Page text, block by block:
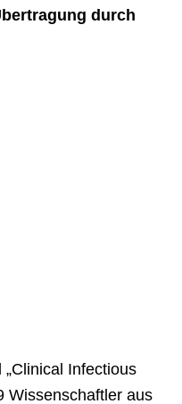
durch
Infectious
Wissenschaftler aus